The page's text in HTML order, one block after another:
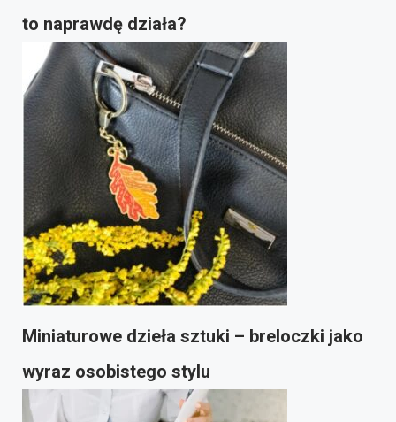
to naprawdę działa?
Miniaturowe dzieła sztuki – breloczki jako
wyraz osobistego stylu